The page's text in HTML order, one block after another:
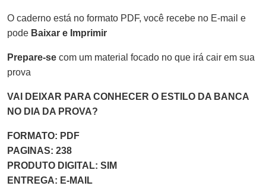
O caderno está no formato PDF, você recebe no E-mail e
pode Baixar e Imprimir
Prepare-se com um material focado no que irá cair em sua
prova
VAI DEIXAR PARA CONHECER O ESTILO DA BANCA
NO DIA DA PROVA?
FORMATO: PDF
PAGINAS: 238
PRODUTO DIGITAL: SIM
ENTREGA: E-MAIL